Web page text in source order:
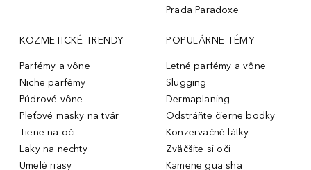
Prada Paradoxe
KOZMETICKÉ TRENDY
Parfémy a vône
Niche parfémy
Púdrové vône
Pleťové masky na tvár
Tiene na oči
Laky na nechty
Umelé riasy
POPULÁRNE TÉMY
Letné parfémy a vône
Slugging
Dermaplaning
Odstráňte čierne bodky
Konzervačné látky
Zväčšite si oči
Kamene gua sha